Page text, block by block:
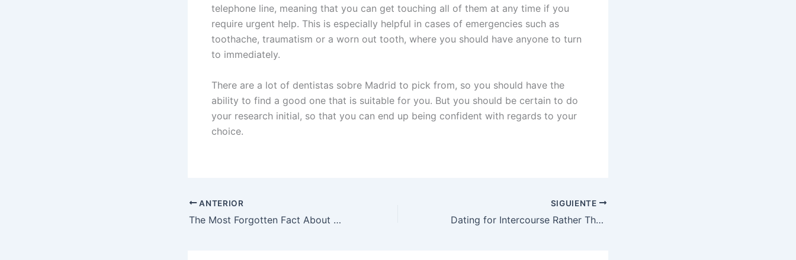
telephone line, meaning that you can get touching all of them at any time if you
require urgent help. This is especially helpful in cases of emergencies such as
toothache, traumatism or a worn out tooth, where you should have anyone to turn
to immediately.
There are a lot of dentistas sobre Madrid to pick from, so you should have the
ability to find a good one that is suitable for you. But you should be certain to do
your research initial, so that you can end up being confident with regards to your
choice.
ANTERIOR
The Most Forgotten Fact About Medical Marijuana Explained
SIGUIENTE
Dating for Intercourse Rather Than Love Online